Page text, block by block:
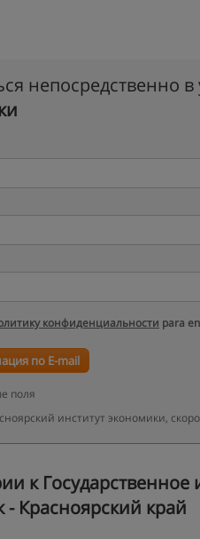
непосредственно
конфиденциальности para
по E-mail
поля
институт экономики,
к
- Красноярский край